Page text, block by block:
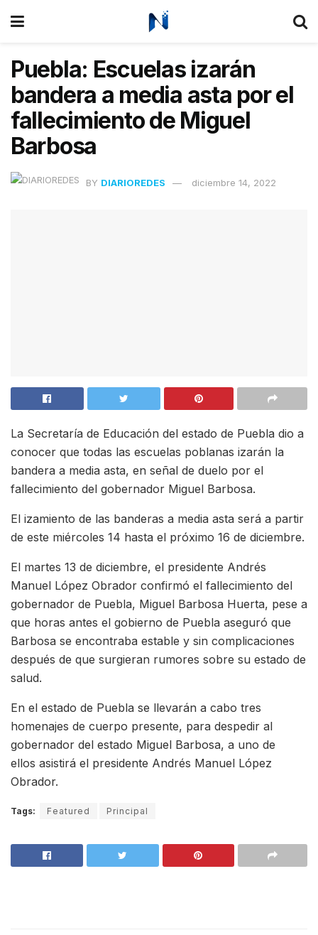
Puebla: Escuelas izarán
bandera a media asta por el
fallecimiento de Miguel
Barbosa
BY DIARIOREDES diciembre 14, 2022
La Secretaría de Educación del estado de Puebla dio a
conocer que todas las escuelas poblanas izarán la
bandera a media asta, en señal de duelo por el
fallecimiento del gobernador Miguel Barbosa.
El izamiento de las banderas a media asta será a partir
de este miércoles 14 hasta el próximo 16 de diciembre.
El martes 13 de diciembre, el presidente Andrés
Manuel López Obrador confirmó el fallecimiento del
gobernador de Puebla, Miguel Barbosa Huerta, pese a
que horas antes el gobierno de Puebla aseguró que
Barbosa se encontraba estable y sin complicaciones
después de que surgieran rumores sobre su estado de
salud.
En el estado de Puebla se llevarán a cabo tres
homenajes de cuerpo presente, para despedir al
gobernador del estado Miguel Barbosa, a uno de
ellos asistirá el presidente Andrés Manuel López
Obrador.
Tags: Featured Principal